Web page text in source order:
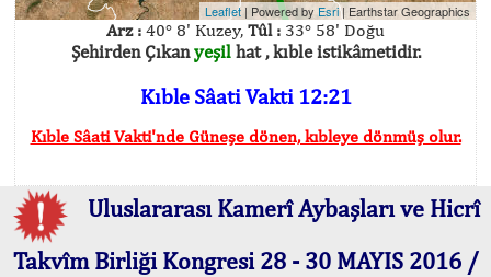
Leaflet | Powered by Esri| Earthstar Geographics
Arz : 40° 8' Kuzey, Tûl : 33° 58' Doğu
Şehirden Çıkanyeşilhat , kıble istikâmetidir.
Kıble Sâati Vakti 12:21
Kıble Sâati Vakti'nde Güneşe dönen, kıbleye dönmüş olur.
Uluslararası Kamerî Aybaşları ve Hicrî
Takvîm Birliği Kongresi 28 - 30 MAYIS 2016 /